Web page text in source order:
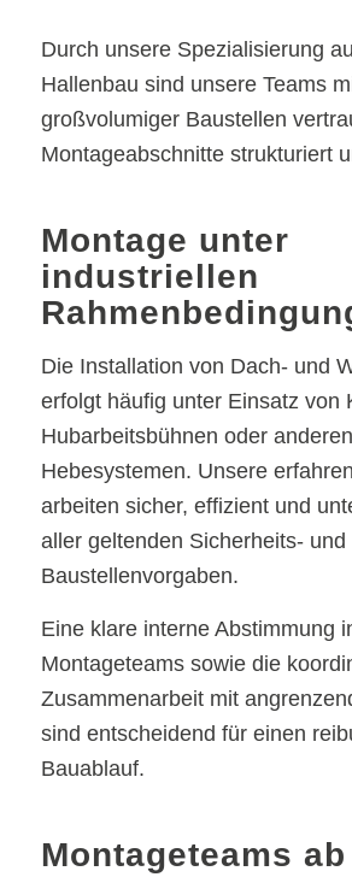
Durch unsere Spezialisierung
Hallenbau sind unsere Teams
großvolumiger Baustellen
Montageabschnitte strukturiert
Montage unter
industriellen
Die Installation von Dach- und
erfolgt häufig unter Einsatz von
Hubarbeitsbühnen oder anderen
Hebesystemen. Unsere
arbeiten sicher, effizient und
aller geltenden Sicherheits- und
Baustellenvorgaben.
Eine klare interne Abstimmung
Montageteams sowie die
Zusammenarbeit mit
sind entscheidend für einen
Bauablauf.
Montageteams